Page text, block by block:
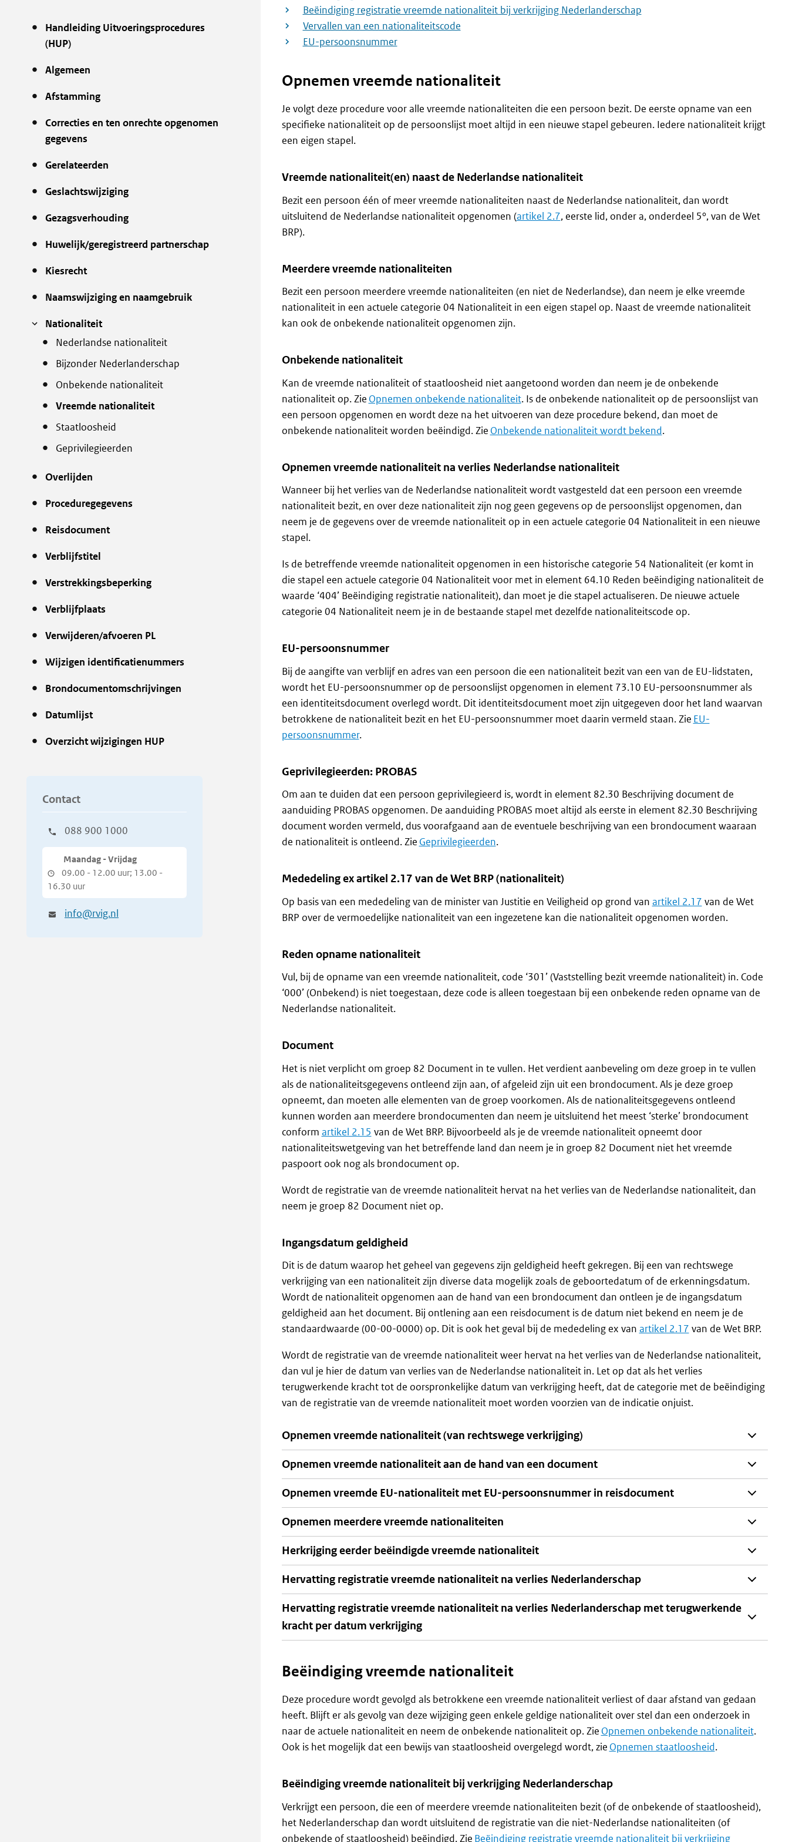
Handleiding Uitvoeringsprocedures
(HUP)
Algemeen
Afstamming
Correcties en ten onrechte opgenomen
gegevens
Gerelateerden
Geslachtswijziging
Gezagsverhouding
Huwelijk/geregistreerd partnerschap
Kiesrecht
Naamswijziging en naamgebruik
Nationaliteit
Nederlandse nationaliteit
Bijzonder Nederlanderschap
Onbekende nationaliteit
Vreemde nationaliteit
Staatloosheid
Geprivilegieerden
Overlijden
Proceduregegevens
Reisdocument
Verblijfstitel
Verstrekkingsbeperking
Verblijfplaats
Verwijderen/afvoeren PL
Wijzigen identificatienummers
Brondocumentomschrijvingen
Datumlijst
Overzicht wijzigingen HUP
Contact
088 900 1000
Maandag - Vrijdag
09.00 - 12.00 uur; 13.00 -
16.30 uur
info@rvig.nl
Beëindiging registratie vreemde nationaliteit bij verkrijging Nederlanderschap
Vervallen van een nationaliteitscode
EU-persoonsnummer
Opnemen vreemde nationaliteit
Je volgt deze procedure voor alle vreemde nationaliteiten die een persoon bezit. De eerste opname van een
specifieke nationaliteit op de persoonslijst moet altijd in een nieuwe stapel gebeuren. Iedere nationaliteit krijgt
een eigen stapel.
Vreemde nationaliteit(en) naast de Nederlandse nationaliteit
Bezit een persoon één of meer vreemde nationaliteiten naast de Nederlandse nationaliteit, dan wordt
uitsluitend de Nederlandse nationaliteit opgenomen (artikel 2.7, eerste lid, onder a, onderdeel 5°, van de Wet
BRP).
Meerdere vreemde nationaliteiten
Bezit een persoon meerdere vreemde nationaliteiten (en niet de Nederlandse), dan neem je elke vreemde
nationaliteit in een actuele categorie 04 Nationaliteit in een eigen stapel op. Naast de vreemde nationaliteit
kan ook de onbekende nationaliteit opgenomen zijn.
Onbekende nationaliteit
Kan de vreemde nationaliteit of staatloosheid niet aangetoond worden dan neem je de onbekende
nationaliteit op. Zie Opnemen onbekende nationaliteit. Is de onbekende nationaliteit op de persoonslijst van
een persoon opgenomen en wordt deze na het uitvoeren van deze procedure bekend, dan moet de
onbekende nationaliteit worden beëindigd. Zie Onbekende nationaliteit wordt bekend.
Opnemen vreemde nationaliteit na verlies Nederlandse nationaliteit
Wanneer bij het verlies van de Nederlandse nationaliteit wordt vastgesteld dat een persoon een vreemde
nationaliteit bezit, en over deze nationaliteit zijn nog geen gegevens op de persoonslijst opgenomen, dan
neem je de gegevens over de vreemde nationaliteit op in een actuele categorie 04 Nationaliteit in een nieuwe
stapel.
Is de betreffende vreemde nationaliteit opgenomen in een historische categorie 54 Nationaliteit (er komt in
die stapel een actuele categorie 04 Nationaliteit voor met in element 64.10 Reden beëindiging nationaliteit de
waarde ‘404’ Beëindiging registratie nationaliteit), dan moet je die stapel actualiseren. De nieuwe actuele
categorie 04 Nationaliteit neem je in de bestaande stapel met dezelfde nationaliteitscode op.
EU-persoonsnummer
Bij de aangifte van verblijf en adres van een persoon die een nationaliteit bezit van een van de EU-lidstaten,
wordt het EU-persoonsnummer op de persoonslijst opgenomen in element 73.10 EU-persoonsnummer als
een identiteitsdocument overlegd wordt. Dit identiteitsdocument moet zijn uitgegeven door het land waarvan
betrokkene de nationaliteit bezit en het EU-persoonsnummer moet daarin vermeld staan. Zie EU-
persoonsnummer.
Geprivilegieerden: PROBAS
Om aan te duiden dat een persoon geprivilegieerd is, wordt in element 82.30 Beschrijving document de
aanduiding PROBAS opgenomen. De aanduiding PROBAS moet altijd als eerste in element 82.30 Beschrijving
document worden vermeld, dus voorafgaand aan de eventuele beschrijving van een brondocument waaraan
de nationaliteit is ontleend. Zie Geprivilegieerden.
Mededeling ex artikel 2.17 van de Wet BRP (nationaliteit)
Op basis van een mededeling van de minister van Justitie en Veiligheid op grond van artikel 2.17 van de Wet
BRP over de vermoedelijke nationaliteit van een ingezetene kan die nationaliteit opgenomen worden.
Reden opname nationaliteit
Vul, bij de opname van een vreemde nationaliteit, code ‘301’ (Vaststelling bezit vreemde nationaliteit) in. Code
‘000’ (Onbekend) is niet toegestaan, deze code is alleen toegestaan bij een onbekende reden opname van de
Nederlandse nationaliteit.
Document
Het is niet verplicht om groep 82 Document in te vullen. Het verdient aanbeveling om deze groep in te vullen
als de nationaliteitsgegevens ontleend zijn aan, of afgeleid zijn uit een brondocument. Als je deze groep
opneemt, dan moeten alle elementen van de groep voorkomen. Als de nationaliteitsgegevens ontleend
kunnen worden aan meerdere brondocumenten dan neem je uitsluitend het meest ‘sterke’ brondocument
conform artikel 2.15 van de Wet BRP. Bijvoorbeeld als je de vreemde nationaliteit opneemt door
nationaliteitswetgeving van het betreffende land dan neem je in groep 82 Document niet het vreemde
paspoort ook nog als brondocument op.
Wordt de registratie van de vreemde nationaliteit hervat na het verlies van de Nederlandse nationaliteit, dan
neem je groep 82 Document niet op.
Ingangsdatum geldigheid
Dit is de datum waarop het geheel van gegevens zijn geldigheid heeft gekregen. Bij een van rechtswege
verkrijging van een nationaliteit zijn diverse data mogelijk zoals de geboortedatum of de erkenningsdatum.
Wordt de nationaliteit opgenomen aan de hand van een brondocument dan ontleen je de ingangsdatum
geldigheid aan het document. Bij ontlening aan een reisdocument is de datum niet bekend en neem je de
standaardwaarde (00-00-0000) op. Dit is ook het geval bij de mededeling ex van artikel 2.17 van de Wet BRP.
Wordt de registratie van de vreemde nationaliteit weer hervat na het verlies van de Nederlandse nationaliteit,
dan vul je hier de datum van verlies van de Nederlandse nationaliteit in. Let op dat als het verlies
terugwerkende kracht tot de oorspronkelijke datum van verkrijging heeft, dat de categorie met de beëindiging
van de registratie van de vreemde nationaliteit moet worden voorzien van de indicatie onjuist.
Opnemen vreemde nationaliteit (van rechtswege verkrijging)
Opnemen vreemde nationaliteit aan de hand van een document
Opnemen vreemde EU-nationaliteit met EU-persoonsnummer in reisdocument
Opnemen meerdere vreemde nationaliteiten
Herkrijging eerder beëindigde vreemde nationaliteit
Hervatting registratie vreemde nationaliteit na verlies Nederlanderschap
Hervatting registratie vreemde nationaliteit na verlies Nederlanderschap met terugwerkende
kracht per datum verkrijging
Beëindiging vreemde nationaliteit
Deze procedure wordt gevolgd als betrokkene een vreemde nationaliteit verliest of daar afstand van gedaan
heeft. Blijft er als gevolg van deze wijziging geen enkele geldige nationaliteit over stel dan een onderzoek in
naar de actuele nationaliteit en neem de onbekende nationaliteit op. Zie Opnemen onbekende nationaliteit.
Ook is het mogelijk dat een bewijs van staatloosheid overgelegd wordt, zie Opnemen staatloosheid.
Beëindiging vreemde nationaliteit bij verkrijging Nederlanderschap
Verkrijgt een persoon, die een of meerdere vreemde nationaliteiten bezit (of de onbekende of staatloosheid),
het Nederlanderschap dan wordt uitsluitend de registratie van die niet-Nederlandse nationaliteiten (of
onbekende of staatloosheid) beëindigd. Zie Beëindiging registratie vreemde nationaliteit bij verkrijging